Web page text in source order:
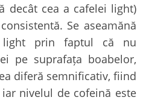
decât cea a cafelei light)
Se aseamănă
light prin faptul că nu
pe suprafața boabelor,
diferă semnificativ, fiind
nivelul de cofeină este